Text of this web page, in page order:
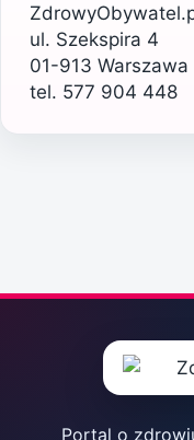
ul. Szekspira 4
01-913 Warszawa
tel. 577 904 448
Portal o